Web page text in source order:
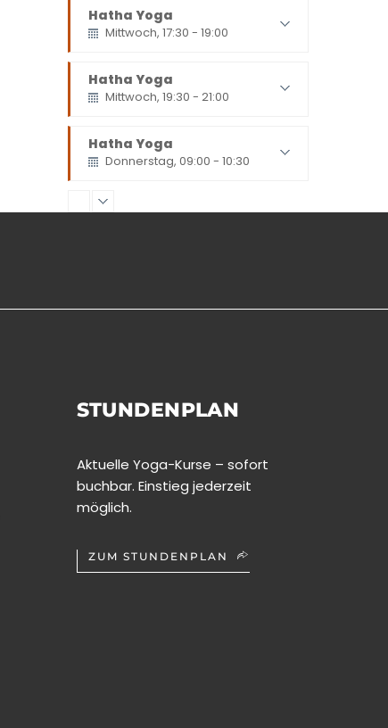
mit Evi
Hatha Yoga
Mittwoch, 17:30 - 19:00
mit Evi
Hatha Yoga
Mittwoch, 19:30 - 21:00
mit Evi
Hatha Yoga
Donnerstag, 09:00 - 10:30
mit Evi
STUNDENPLAN
Aktuelle Yoga-Kurse – sofort
buchbar. Einstieg jederzeit
möglich.
ZUM STUNDENPLAN